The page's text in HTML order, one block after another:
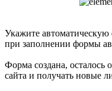
Укажите автоматическую
при заполнении формы
Форма создана, осталось
сайта и получать новые